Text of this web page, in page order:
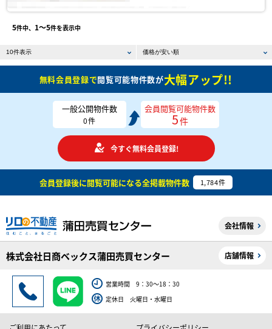
5件中、 1〜5件を表示中
無料会員登録で閲覧可能物件数が大幅アップ!!
一般公開物件数
0件
会員閲覧可能物件数
5件
今すぐ無料会員登録!
会員登録後に閲覧可能になる全掲載物件数 1,784件
会社情報
株式会社日商ベックス蒲田売買センター 店舗情報
営業時間 9：30～18：30
定休日 火曜日・水曜日